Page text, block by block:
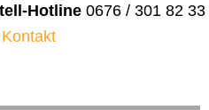
Hotline 0676 / 301 82 33
Kontakt